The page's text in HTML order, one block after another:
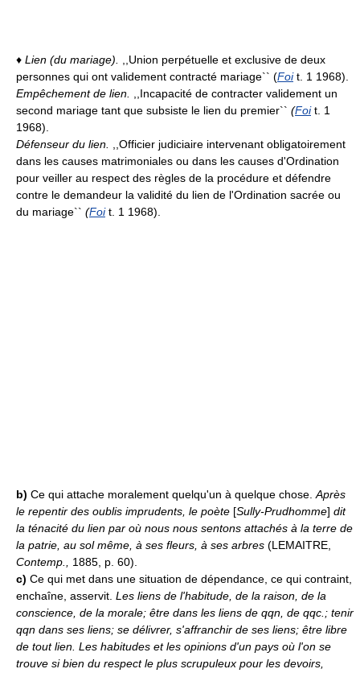
♦ Lien (du mariage). ,,Union perpétuelle et exclusive de deux
personnes qui ont validement contracté mariage`` (Foi t. 1 1968).
Empêchement de lien. ,,Incapacité de contracter validement un
second mariage tant que subsiste le lien du premier`` (Foi t. 1
1968).
Défenseur du lien. ,,Officier judiciaire intervenant obligatoirement
dans les causes matrimoniales ou dans les causes d'Ordination
pour veiller au respect des règles de la procédure et défendre
contre le demandeur la validité du lien de l'Ordination sacrée ou
du mariage`` (Foi t. 1 1968).
b) Ce qui attache moralement quelqu'un à quelque chose.Après
le repentir des oublis imprudents, le poète [Sully-Prudhomme] dit
la ténacité du lien par où nous nous sentons attachés à la terre de
la patrie, au sol même, à ses fleurs, à ses arbres (LEMAITRE,
Contemp., 1885, p. 60).
c) Ce qui met dans une situation de dépendance, ce qui contraint,
enchaîne, asservit. Les liens de l'habitude, de la raison, de la
conscience, de la morale; être dans les liens de qqn, de qqc.; tenir
qqn dans ses liens; se délivrer, s'affranchir de ses liens; être libre
de tout lien. Les habitudes et les opinions d'un pays où l'on se
trouve si bien du respect le plus scrupuleux pour les devoirs,